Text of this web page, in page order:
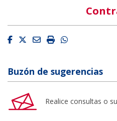
Facebook
Twitter
EmailImprimirWhatsapp
Buzón de sugerencias
Realice consultas o